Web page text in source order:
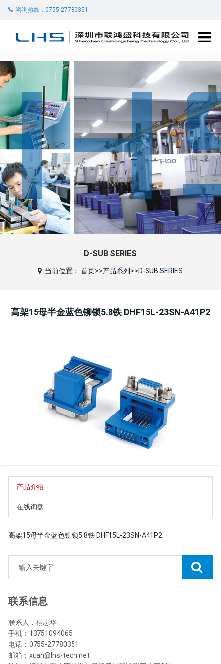
咨询热线：0755-27780351
D-SUB SERIES
当前位置：首页>>产品系列 >>D-SUB SERIES
高架15母半金蓝色铆锁5.8铁 DHF15L-23SN-A41P2
产品介绍
在线询盘
高架15母半金蓝色铆锁5.8铁 DHF15L-23SN-A41P2
联系信息
联系人：禤志华
手机：13751094065
电话：0755-27780351
邮箱：xuan@lhs-tech.net